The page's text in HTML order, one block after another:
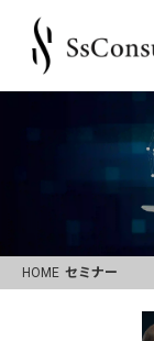
HOME セミナー